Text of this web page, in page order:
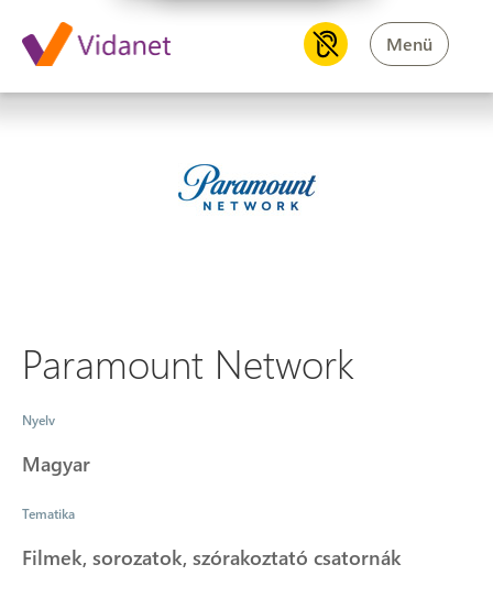
Menü
Paramount Network
Paramount Network
Nyelv
Magyar
Tematika
Filmek, sorozatok, szórakoztató csatornák